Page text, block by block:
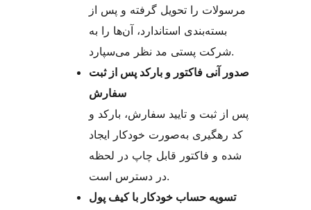
مرسولات را تحویل گرفته و پس از
بسته‌بندی استاندارد، آن‌ها را به
شرکت پستی مد نظر می‌سپارد.
صدور آنی فاکتور و بارکد پس از ثبت
سفارش
پس از ثبت و تایید سفارش، بارکد و
کد رهگیری به‌صورت خودکار ایجاد
شده و فاکتور قابل چاپ در لحظه
در دسترس است.
تسویه حساب خودکار با کیف پول